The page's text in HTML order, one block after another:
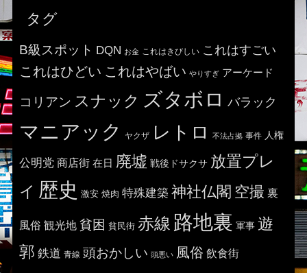
タグ
B級スポット DQN お金 これはきびしい これはすごい
これはひどい これはやばい やりすぎ アーケード
コリアン スナック ズタボロ バラック
マニアック ヤクザ レトロ 不法占拠 事件 人権
公明党 商店街 在日 廃墟 戦後ドサクサ 放置プレ
イ 歴史 激安 焼肉 特殊建築 神社仏閣 空撮 裏
風俗 観光地 貧困 貧民街 赤線 路地裏 軍事 遊
郭 鉄道 青線 頭おかしい 頭悪い 風俗 飲食街